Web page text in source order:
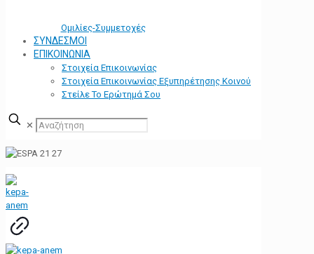
Ομιλίες-Συμμετοχές
ΣΥΝΔΕΣΜΟΙ
ΕΠΙΚΟΙΝΩΝΙΑ
Στοιχεία Επικοινωνίας
Στοιχεία Επικοινωνίας Εξυπηρέτησης Κοινού
Στείλε Το Ερώτημά Σου
✕